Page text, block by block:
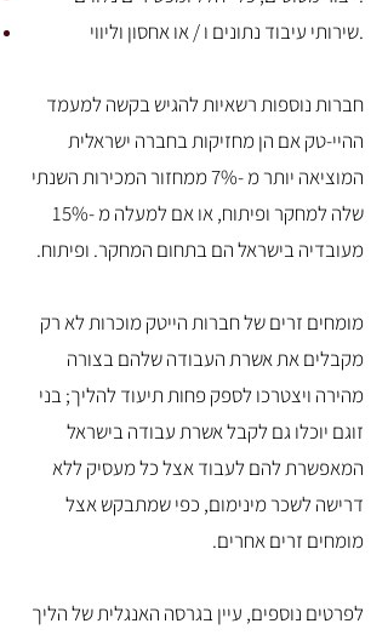
שירותי עיבוד נתונים ו / או אחסון וליווי.
חברות נוספות רשאיות להגיש בקשה למעמד
ההיי-טק אם הן מחזיקות בחברה ישראלית
המוציאה יותר מ -7% ממחזור המכירות השנתי
שלה למחקר ופיתוח, או אם למעלה מ -15%
מעובדיה בישראל הם בתחום המחקר. ופיתוח.
מומחים זרים של חברות הייטק מוכרות לא רק
מקבלים את אשרת העבודה שלהם בצורה
מהירה ויצטרכו לספק פחות תיעוד להליך; בני
זוגם יוכלו גם לקבל אשרת עבודה בישראל
המאפשרת להם לעבוד אצל כל מעסיק ללא
דרישה לשכר מינימום, כפי שמתבקש אצל
מומחים זרים אחרים.
לפרטים נוספים, עיין בגרסה האנגלית של הליך